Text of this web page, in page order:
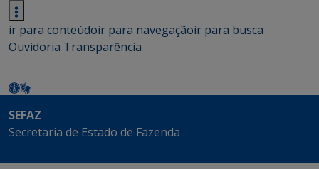
ir para conteúdoir para navegaçãoir para busca
Ouvidoria Transparência
SEFAZ
Secretaria de Estado de Fazenda